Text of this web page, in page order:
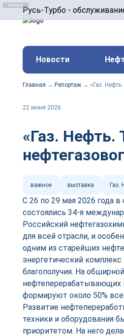
Русь-Турбо -
ООО «Русь-Турбо»
оборудования ТЭС,
и других предприятиях.
Реклама. ООО «Русь-
erid:Новости
Главная → Репортаж → «Газ.
22 июня 2026
«Газ. Нефть.
важное выставка Газ.
С 26 по 29 мая 2026 года
состоялись 34-я
Российский
для всей отрасли, и
одним из старейших
энергетический
благополучия. На
нефтеперерабатывающих
формируют около 50%
Развитие
техники и оборудования
приоритетом. На него